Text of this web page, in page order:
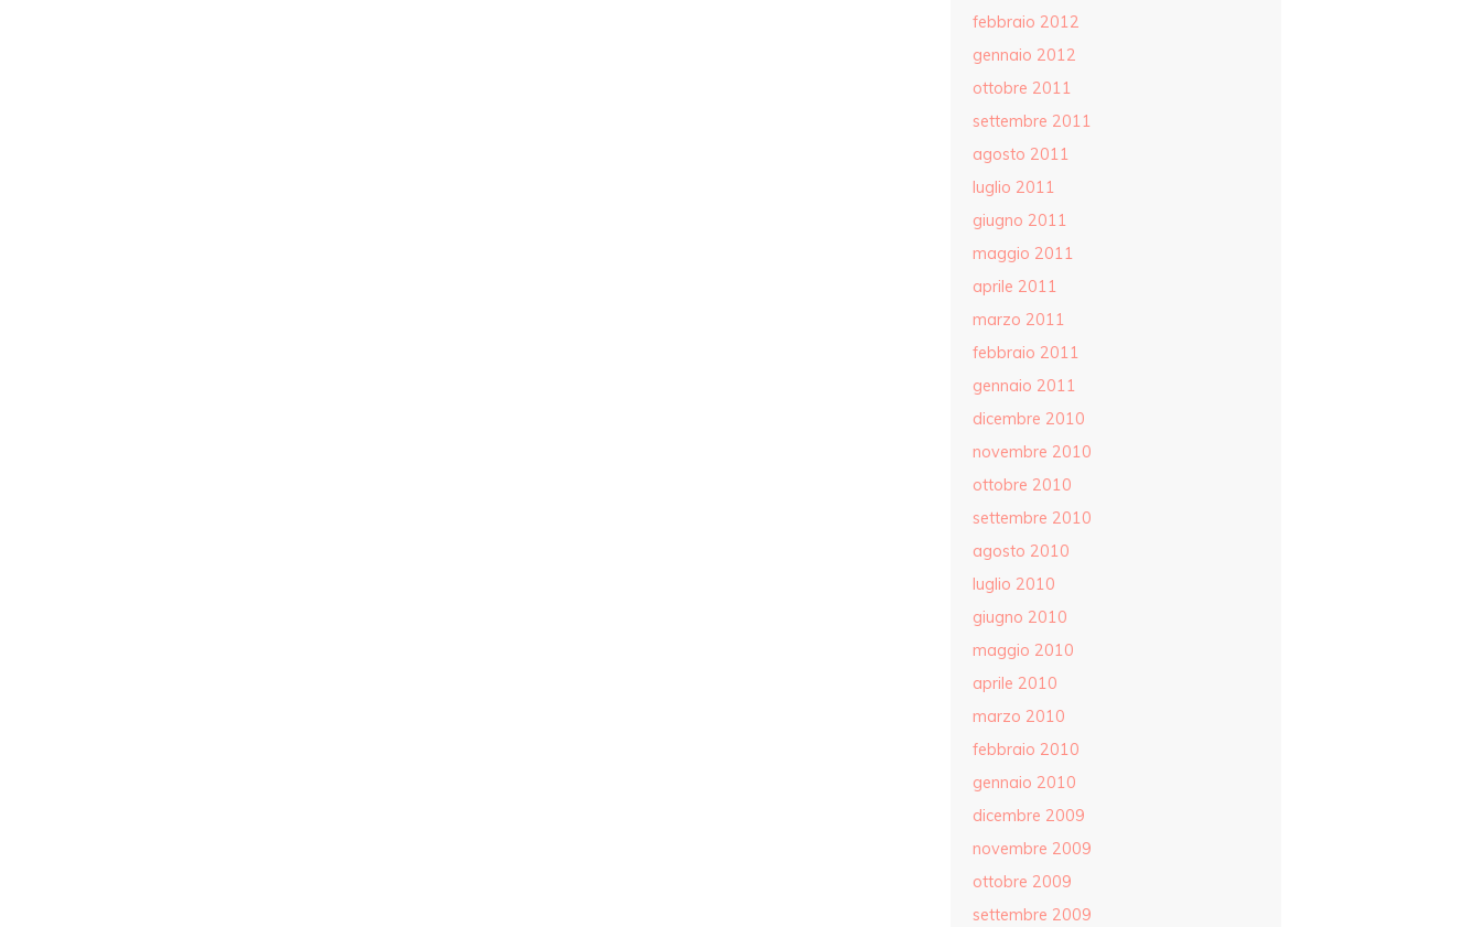
febbraio 2012
gennaio 2012
ottobre 2011
settembre 2011
agosto 2011
luglio 2011
giugno 2011
maggio 2011
aprile 2011
marzo 2011
febbraio 2011
gennaio 2011
dicembre 2010
novembre 2010
ottobre 2010
settembre 2010
agosto 2010
luglio 2010
giugno 2010
maggio 2010
aprile 2010
marzo 2010
febbraio 2010
gennaio 2010
dicembre 2009
novembre 2009
ottobre 2009
settembre 2009